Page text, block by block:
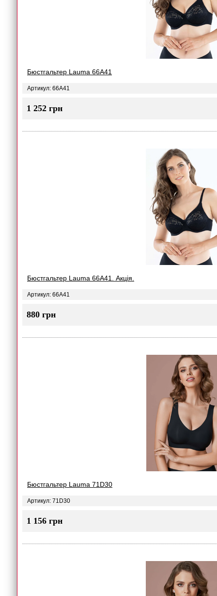
Бюстгальтер Lauma 66A41
Артикул: 66A41
1 252 грн
Бюстгальтер Lauma 66A41. Акція.
Артикул: 66A41
880 грн
Бюстгальтер Lauma 71D30
Артикул: 71D30
1 156 грн